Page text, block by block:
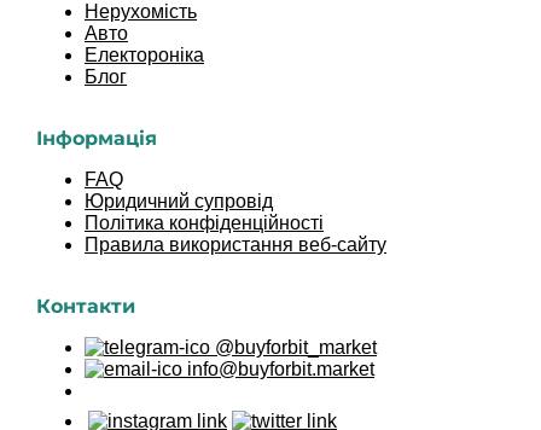
Нерухомість
Авто
Електороніка
Блог
Інформація
FAQ
Юридичний супровід
Політика конфіденційності
Правила використання веб-сайту
Контакти
@buyforbit_market
info@buyforbit.market